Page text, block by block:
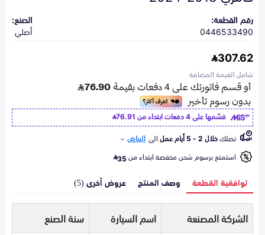
رقم القطعة:
0446533490
الصنع:
أصلي
307.62
شامل القيمة المضافة
قسّمها على 4 دفعات ابتداء من
76.91
تصلكخلال 2 - 5 أيام عمل الى الرياض
استمتع برسوم شحن مخفضة ابتداء من35
توافقية القطعة وصف المنتج عروض أخرى (5)
الشركة المصنعة اسم السيارة
سنة الصنع